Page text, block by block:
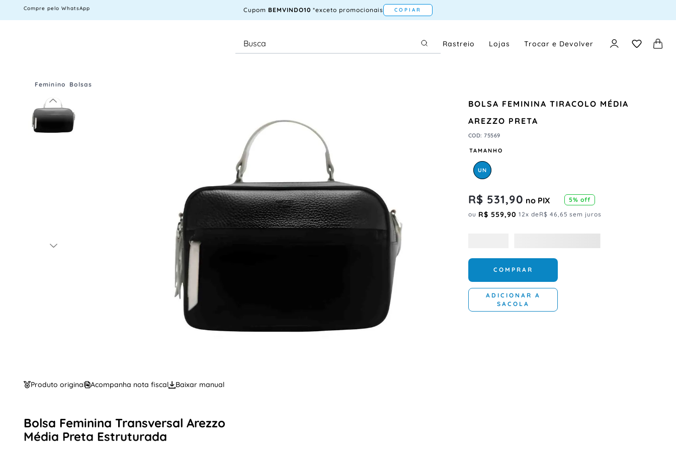
Compre pelo WhatsApp Cupom BEMVINDO10 *exceto promocionais COPIAR
Rastreio Lojas Trocar e Devolver
Feminino Bolsas
BOLSA FEMININA TIRACOLO MÉDIA
AREZZO PRETA
COD:75569
TAMANHO
UN
R$ 531,90 no PIX 5% off
ou R$ 559,90 12x deR$ 46,65 sem juros
COMPRAR
ADICIONAR A
SACOLA
Produto original Acompanha nota fiscal Baixar manual
Bolsa Feminina Transversal Arezzo
Média Preta Estruturada